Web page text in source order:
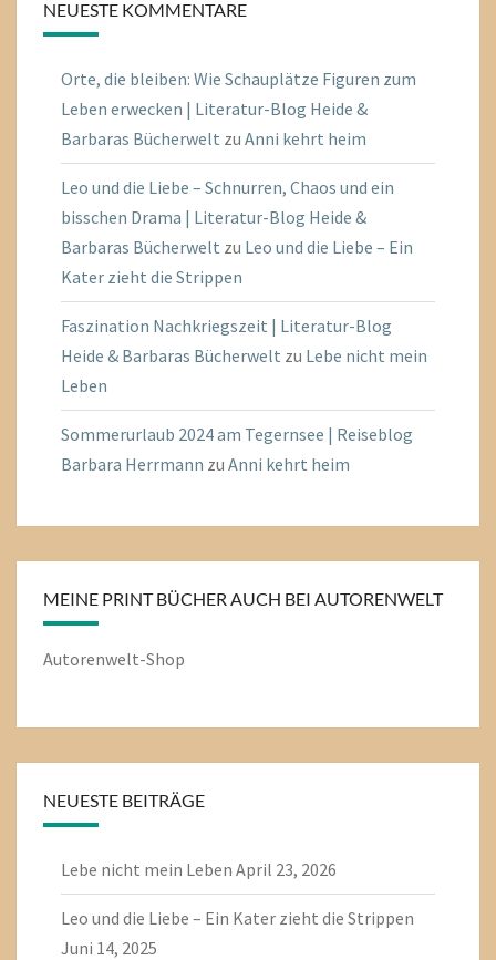
NEUESTE KOMMENTARE
Orte, die bleiben: Wie Schauplätze Figuren zum
Leben erwecken | Literatur-Blog Heide &
Barbaras Bücherwelt zu Anni kehrt heim
Leo und die Liebe – Schnurren, Chaos und ein
bisschen Drama | Literatur-Blog Heide &
Barbaras Bücherwelt zu Leo und die Liebe – Ein
Kater zieht die Strippen
Faszination Nachkriegszeit | Literatur-Blog
Heide & Barbaras Bücherwelt zu Lebe nicht mein
Leben
Sommerurlaub 2024 am Tegernsee | Reiseblog
Barbara Herrmann zu Anni kehrt heim
MEINE PRINT BÜCHER AUCH BEI AUTORENWELT
Autorenwelt-Shop
NEUESTE BEITRÄGE
Lebe nicht mein Leben April 23, 2026
Leo und die Liebe – Ein Kater zieht die Strippen
Juni 14, 2025